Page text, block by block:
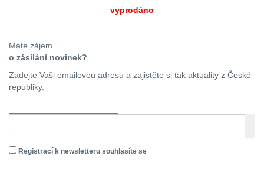
vyprodáno
Máte zájem
o zásílání novinek?
Zadejte Vaši emailovou adresu a zajistěte si tak aktuality z České
republiky.
Registrací k newsletteru souhlasíte se